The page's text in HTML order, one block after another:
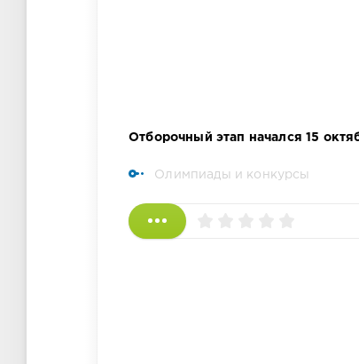
Отборочный этап начался 15
Олимпиады и конкурсы